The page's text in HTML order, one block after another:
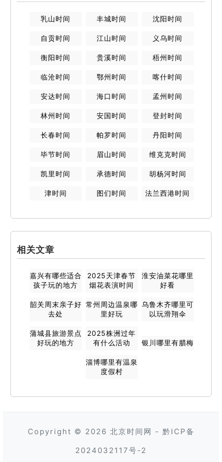
乳山时间 丰城时间 沈阳时间
自贡时间 江山时间 义乌时间
衡阳时间 贵溪时间 梧州时间
临沧时间 鄂州时间 喀什时间
安达时间 海口 时间 孟州时间
林州时间 安国时间 登封时间
长春时间 帕罗时间 丹阳时间
毕节时间 眉山时间 维克克时间
凯里 时间 承德时间 胡杨河时间
津时间 图们时间 法兰西港时间
相关文章
嘉兴有哪些适合
孩子玩的地方
2025天津春节
烟花表演时间
淮安油菜花哪里
好看
韶关周末亲子好
去处
常州周边温泉哪
里好玩
乌鲁木齐哪里可
以玩滑翔伞
蒲城县旅游景点
好玩的地方
2025株洲过年
有什么活动
银川哪里有腊梅
淄博哪里有温泉
度假村
Copyright © 2026 北京时间网 - 黔ICP备
2024032117号-2